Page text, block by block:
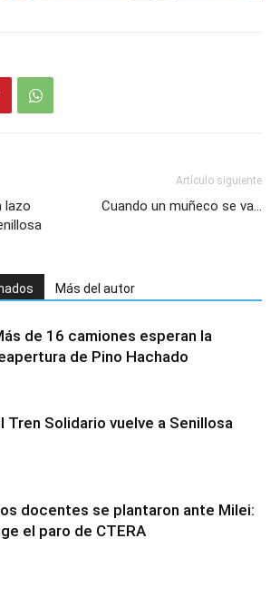
lazo
Artículo siguiente
Cuando un muñeco se va…
Más del autor
de 16 camiones esperan la
de Pino Hachado
Tren Solidario vuelve a Senillosa
docentes se plantaron ante Milei:
el paro de CTERA